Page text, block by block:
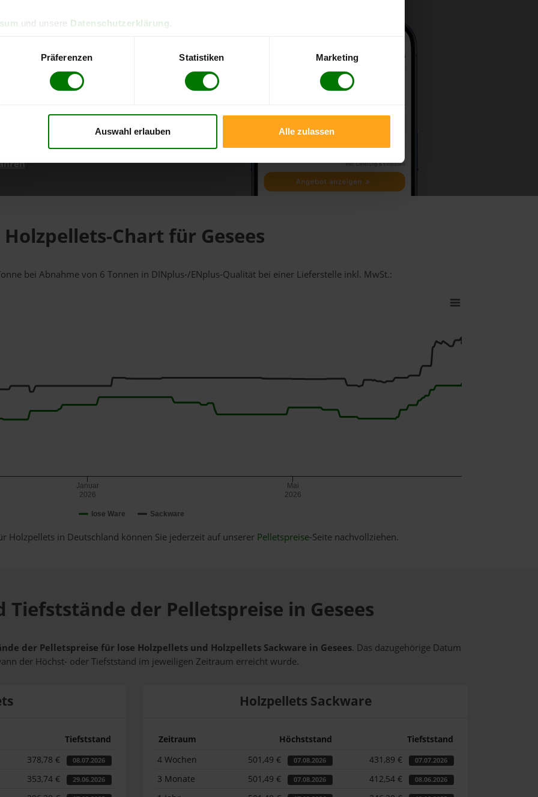
und unsere Datenschutzerklärung
Präferenzen Statistiken Marketing
Auswahl erlauben Alle zulassen
direkt online bestellen
aktuellen Stand
Holzpellets-Chart für Gesees
bei Abnahmevon 6 Tonnen in DINplus-/ENplus-Qualität bei einer Lieferstelle inkl. MwSt.:
lose Ware Sackware
Januar
2026
Mai
2026
Holzpellets in Deutschland können Sie jederzeit auf unserer Pelletspreise-Seite nachvollziehen.
Tiefststände der Pelletspreise in Gesees
der Pelletspreise für lose Holzpellets und Holzpellets Sackware in Gesees. Das dazugehörige Datum
der Höchst- oder Tiefststand im jeweiligen Zeitraum erreicht wurde.
Tiefststand
378,78 € 08.07.2026
353,74 € 29.06.2026
Holzpellets Sackware
Zeitraum Höchststand
Tiefststand
4 Wochen
501,49 € 07.08.2026 431,89 € 07.07.2026
3 Monate 501,49 € 07.08.2026 412,54 € 08.06.2026